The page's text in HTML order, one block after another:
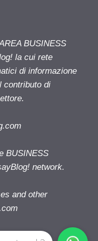
BUSINESS
la cui rete
di informazione
contributo di
BUSINESS
network.
and other